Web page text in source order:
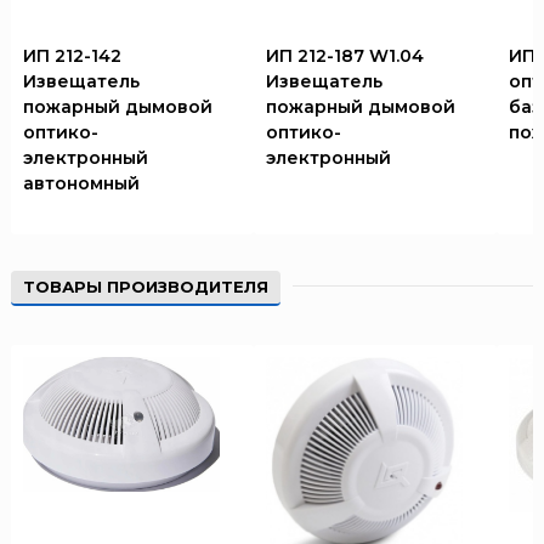
ИП 212-142
Извещатель
пожарный дымовой
оптико-
электронный
автономный
ИП 212-187 W1.04
Извещатель
пожарный дымовой
оптико-
электронный
ИП
ТОВАРЫ ПРОИЗВОДИТЕЛЯ